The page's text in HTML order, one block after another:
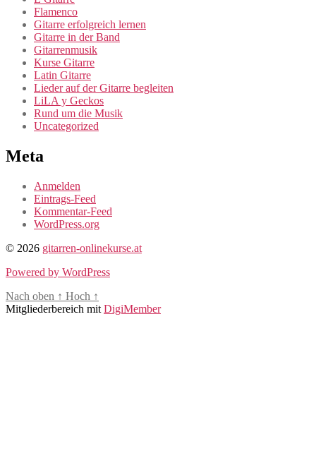
Flamenco
Gitarre erfolgreich lernen
Gitarre in der Band
Gitarrenmusik
Kurse Gitarre
Latin Gitarre
Lieder auf der Gitarre begleiten
LiLA y Geckos
Rund um die Musik
Uncategorized
Meta
Anmelden
Eintrags-Feed
Kommentar-Feed
WordPress.org
© 2026 gitarren-onlinekurse.at
Powered by WordPress
Nach oben ↑ Hoch ↑
Mitgliederbereich mit DigiMember